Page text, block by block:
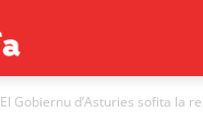
al
El Gobiernu d’Asturies sofita la